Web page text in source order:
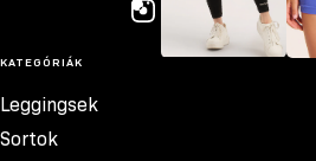
KATEGÓRIÁK
Leggingsek
Sortok